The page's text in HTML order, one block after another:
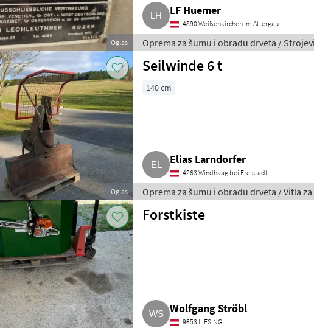
Oglas
LF Huemer
4890 Weißenkirchen im Attergau
Oprema za šumu i obradu drveta /
Oglas
Seilwinde 6 t
140 cm
Elias Larndorfer
4263 Windhaag bei Freistadt
Oprema za šumu i obradu drveta / Vitla
Forstkiste
Wolfgang Ströbl
9653 LIESING